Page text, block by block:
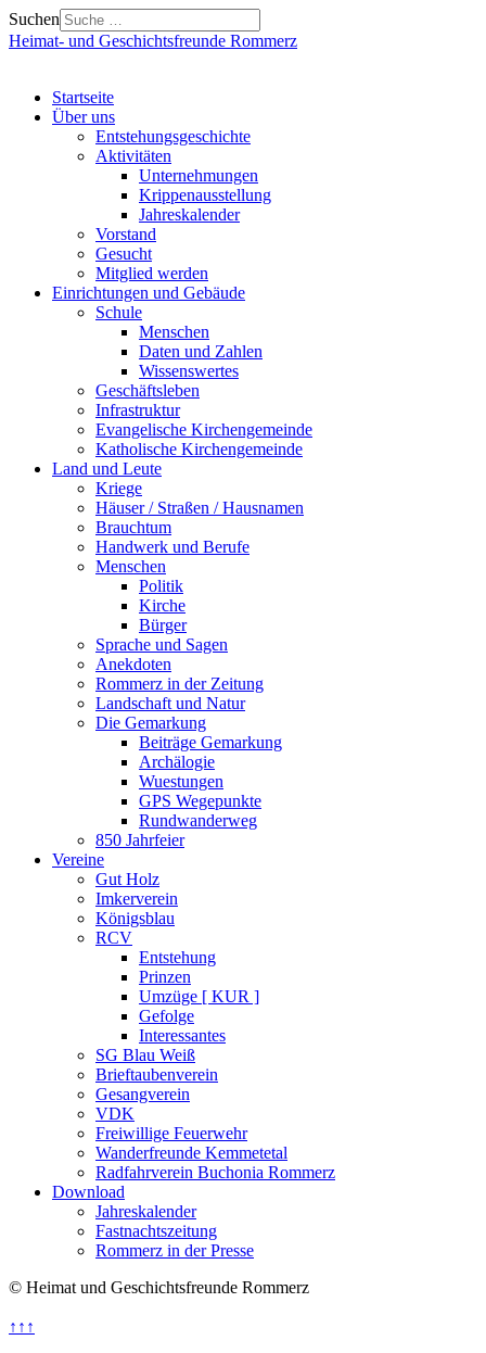
Suchen
Heimat- und Geschichtsfreunde Rommerz
Startseite
Über uns
Entstehungsgeschichte
Aktivitäten
Unternehmungen
Krippenausstellung
Jahreskalender
Vorstand
Gesucht
Mitglied werden
Einrichtungen und Gebäude
Schule
Menschen
Daten und Zahlen
Wissenswertes
Geschäftsleben
Infrastruktur
Evangelische Kirchengemeinde
Katholische Kirchengemeinde
Land und Leute
Kriege
Häuser / Straßen / Hausnamen
Brauchtum
Handwerk und Berufe
Menschen
Politik
Kirche
Bürger
Sprache und Sagen
Anekdoten
Rommerz in der Zeitung
Landschaft und Natur
Die Gemarkung
Beiträge Gemarkung
Archälogie
Wuestungen
GPS Wegepunkte
Rundwanderweg
850 Jahrfeier
Vereine
Gut Holz
Imkerverein
Königsblau
RCV
Entstehung
Prinzen
Umzüge [ KUR ]
Gefolge
Interessantes
SG Blau Weiß
Brieftaubenverein
Gesangverein
VDK
Freiwillige Feuerwehr
Wanderfreunde Kemmetetal
Radfahrverein Buchonia Rommerz
Download
Jahreskalender
Fastnachtszeitung
Rommerz in der Presse
© Heimat und Geschichtsfreunde Rommerz
↑↑↑